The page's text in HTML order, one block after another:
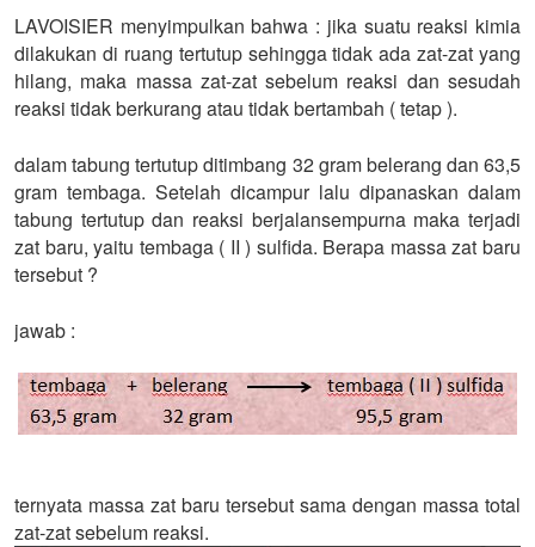
LAVOISIER menyimpulkan bahwa : jika suatu reaksi kimia
dilakukan di ruang tertutup sehingga tidak ada zat-zat yang
hilang, maka massa zat-zat sebelum reaksi dan sesudah
reaksi tidak berkurang atau tidak bertambah ( tetap ).
dalam tabung tertutup ditimbang 32 gram belerang dan 63,5
gram tembaga. Setelah dicampur lalu dipanaskan dalam
tabung tertutup dan reaksi berjalansempurna maka terjadi
zat baru, yaitu tembaga ( II ) sulfida. Berapa massa zat baru
tersebut ?
jawab :
ternyata massa zat baru tersebut sama dengan massa total
zat-zat sebelum reaksi.